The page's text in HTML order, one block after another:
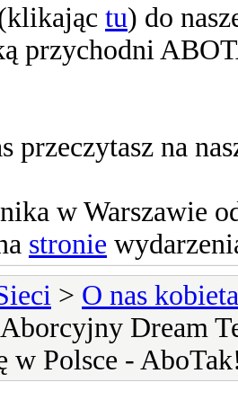
tu) do
przychodni
przeczytasz na
w Warszawie
stronie
> O nas
Dream
w Polsce -